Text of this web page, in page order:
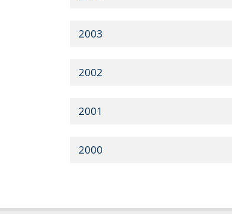
2003
2002
2001
2000